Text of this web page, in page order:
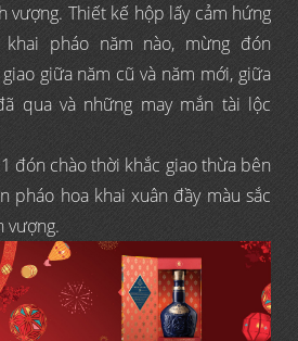
vượng. Thiết kế hộp lấy cảm hứng
pháo năm nào, mừng đón
giữa năm cũ và năm mới, giữa
qua và những may mắn tài lộc
đón chào thời khắc giao thừa bên
pháo hoa khai xuân đầy màu sắc
vượng.